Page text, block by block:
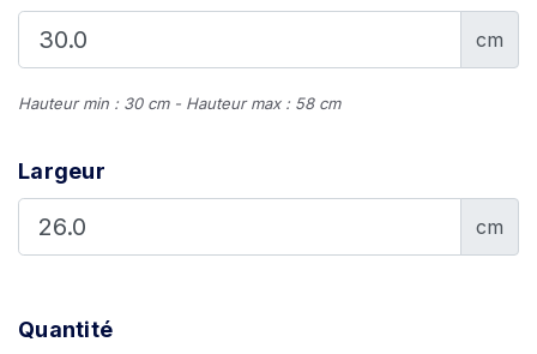
cm
Hauteur min : 30 cm - Hauteur max : 58 cm
Largeur
cm
Quantité